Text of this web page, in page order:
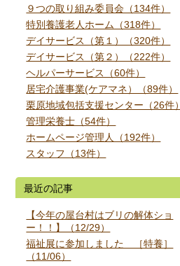
９つの取り組み委員会（134件）
特別養護老人ホーム（318件）
デイサービス（第１）（320件）
デイサービス（第２）（222件）
ヘルパーサービス（60件）
居宅介護事業(ケアマネ）（89件）
栗原地域包括支援センター（26件）
管理栄養士（54件）
ホームページ管理人（192件）
スタッフ（13件）
最近の記事
【今年の屋台村はブリの解体ショ
ー！！】（12/29）
福祉展に参加しました ［特養］
（11/06）